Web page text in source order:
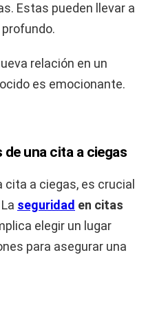
Estas pueden llevar a
relación en un
es emocionante.
una cita a ciegas
a ciegas, es crucial
seguridad en citas
elegir un lugar
para asegurar una